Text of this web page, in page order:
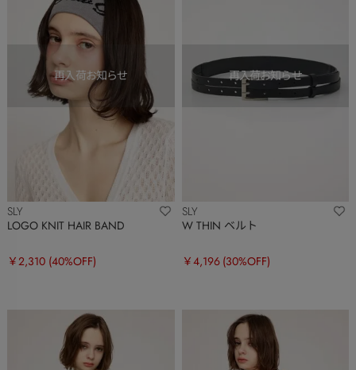
SLY
LOGO KNIT HAIR BAND
￥2,310 (40%OFF)
SLY
W THIN ベルト
￥4,196 (30%OFF)